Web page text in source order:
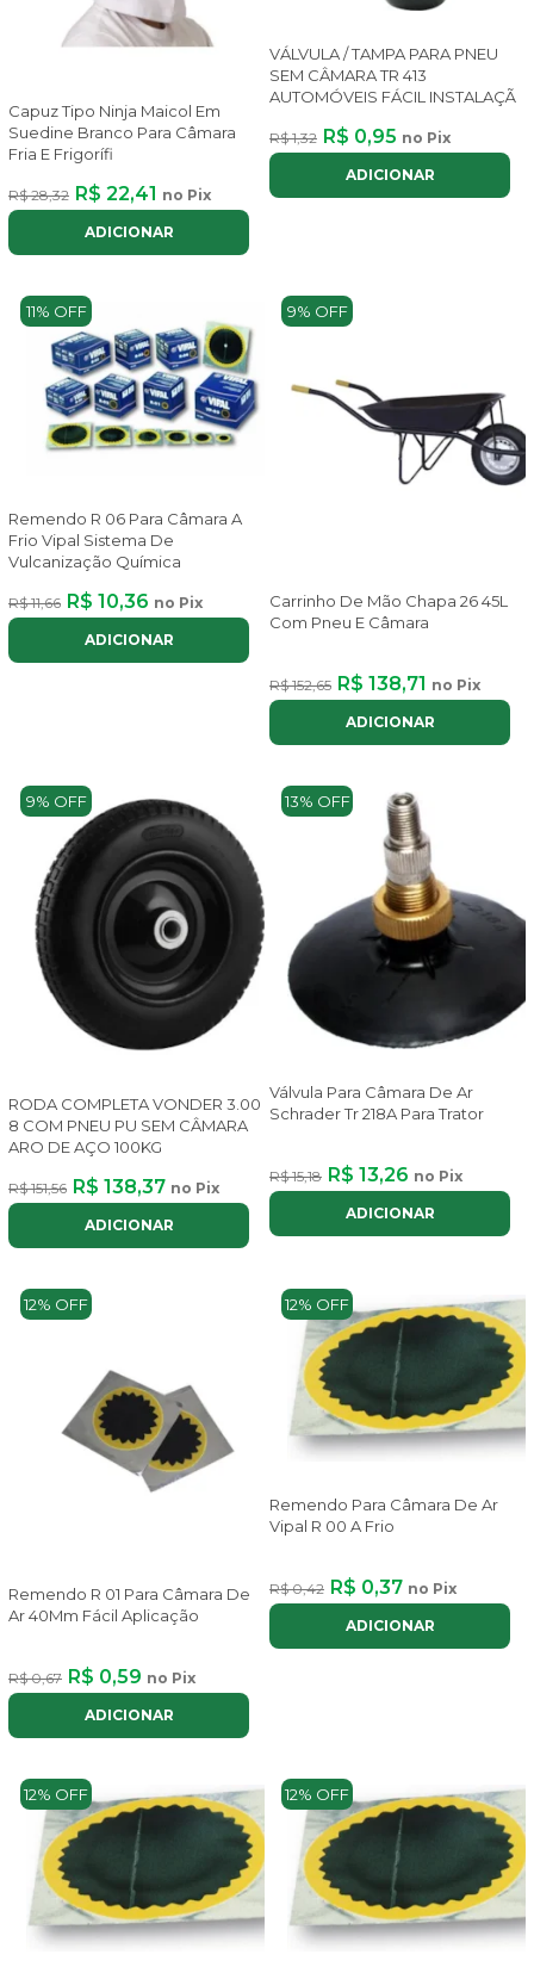
Capuz Tipo Ninja Maicol Em
Suedine Branco Para Câmara
Fria E Frigorífi
R$ 28,32 R$ 22,41 no Pix
ADICIONAR
VÁLVULA / TAMPA PARA PNEU
SEM CÂMARA TR 413
AUTOMÓVEIS FÁCIL INSTALAÇÃ
R$ 1,32 R$ 0,95 no Pix
ADICIONAR
11% OFF
Remendo R 06 Para Câmara A
Frio Vipal Sistema De
Vulcanização Química
R$ 11,66 R$ 10,36 no Pix
ADICIONAR
9% OFF
Carrinho De Mão Chapa 26 45L
Com Pneu E Câmara
R$ 152,65 R$ 138,71 no Pix
ADICIONAR
9% OFF
RODA COMPLETA VONDER 3.00
8 COM PNEU PU SEM CÂMARA
ARO DE AÇO 100KG
R$ 151,56 R$ 138,37 no Pix
ADICIONAR
13% OFF
Válvula Para Câmara De Ar
Schrader Tr 218A Para Trator
R$ 15,18 R$ 13,26 no Pix
ADICIONAR
12% OFF
Remendo R 01 Para Câmara De
Ar 40Mm Fácil Aplicação
R$ 0,67 R$ 0,59 no Pix
ADICIONAR
12% OFF
Remendo Para Câmara De Ar
Vipal R 00 A Frio
R$ 0,42 R$ 0,37 no Pix
ADICIONAR
12% OFF 12% OFF